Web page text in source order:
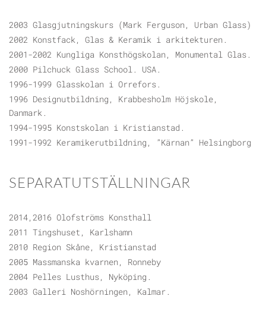
2003 Glasgjutningskurs (Mark Ferguson, Urban Glass)
2002 Konstfack, Glas & Keramik i arkitekturen.
2001-2002 Kungliga Konsthögskolan, Monumental Glas.
2000 Pilchuck Glass School. USA.
1996-1999 Glasskolan i Orrefors.
1996 Designutbildning, Krabbesholm Höjskole,
Danmark.
1994-1995 Konstskolan i Kristianstad.
1991-1992 Keramikerutbildning, ”Kärnan” Helsingborg
SEPARATUTSTÄLLNINGAR
2014,2016 Olofströms Konsthall
2011 Tingshuset, Karlshamn
2010 Region Skåne, Kristianstad
2005 Massmanska kvarnen, Ronneby
2004 Pelles Lusthus, Nyköping.
2003 Galleri Noshörningen, Kalmar.